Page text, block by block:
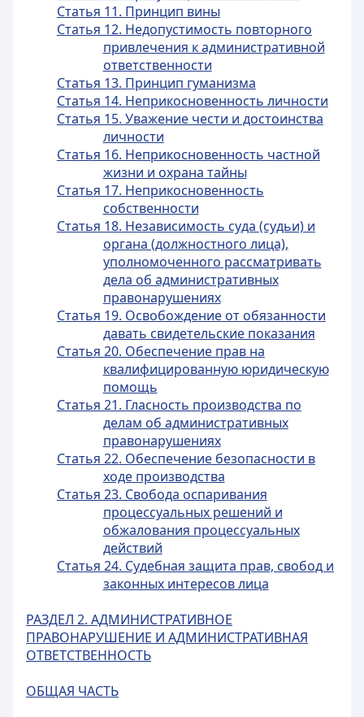
Статья 11. Принцип вины
Статья 12. Недопустимость повторного
привлечения к административной
ответственности
Статья 13. Принцип гуманизма
Статья 14. Неприкосновенность личности
Статья 15. Уважение чести и достоинства
личности
Статья 16. Неприкосновенность частной
жизни и охрана тайны
Статья 17. Неприкосновенность
собственности
Статья 18. Независимость суда (судьи) и
органа (должностного лица),
уполномоченного рассматривать
дела об административных
правонарушениях
Статья 19. Освобождение от обязанности
давать свидетельские показания
Статья 20. Обеспечение прав на
квалифицированную юридическую
помощь
Статья 21. Гласность производства по
делам об административных
правонарушениях
Статья 22. Обеспечение безопасности в
ходе производства
Статья 23. Свобода оспаривания
процессуальных решений и
обжалования процессуальных
действий
Статья 24. Судебная защита прав, свобод и
законных интересов лица
РАЗДЕЛ 2. АДМИНИСТРАТИВНОЕ
ПРАВОНАРУШЕНИЕ И АДМИНИСТРАТИВНАЯ
ОТВЕТСТВЕННОСТЬ
ОБЩАЯ ЧАСТЬ